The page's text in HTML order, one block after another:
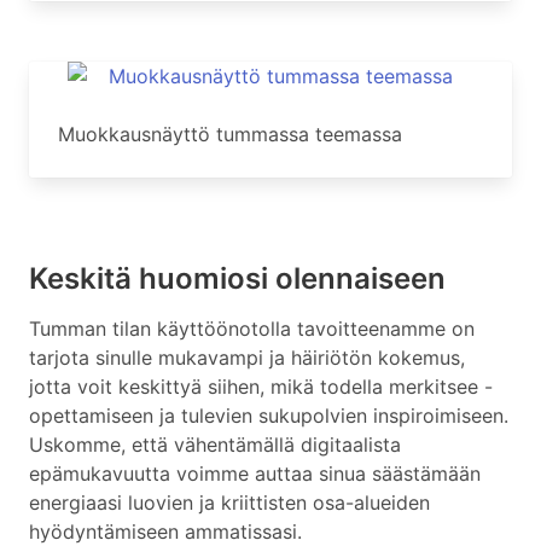
Muokkausnäyttö tummassa teemassa
Keskitä huomiosi olennaiseen
Tumman tilan käyttöönotolla tavoitteenamme on
tarjota sinulle mukavampi ja häiriötön kokemus,
jotta voit keskittyä siihen, mikä todella merkitsee -
opettamiseen ja tulevien sukupolvien inspiroimiseen.
Uskomme, että vähentämällä digitaalista
epämukavuutta voimme auttaa sinua säästämään
energiaasi luovien ja kriittisten osa-alueiden
hyödyntämiseen ammatissasi.